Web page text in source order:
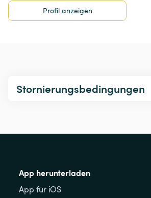
Profil anzeigen
Stornierungsbedingungen
App herunterladen
App für iOS